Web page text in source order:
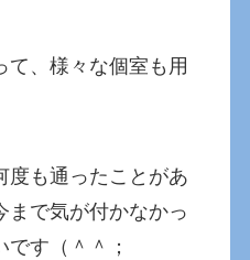
て、様々な個室も用
度も通ったことがあ
まで気が付かなかっ
す（＾＾；